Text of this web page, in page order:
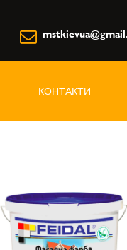
КОНТАКТИ